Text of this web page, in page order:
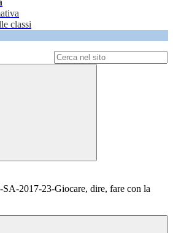
classi
2017-23-Giocare, dire, fare con la